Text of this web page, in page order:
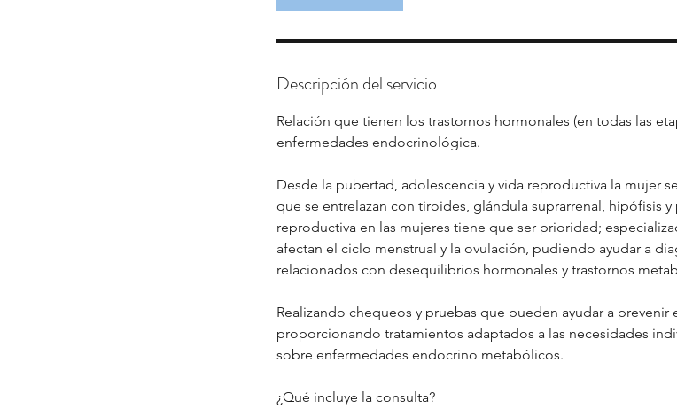
Descripción del servicio
Relación que tienen los trastornos hormonales (en todas las
enfermedades endocrinológica.
Desde la pubertad, adolescencia y vida reproductiva la mujer
que se entrelazan con tiroides, glándula suprarrenal, hipófisis y
reproductiva en las mujeres tiene que ser prioridad;
afectan el ciclo menstrual y la ovulación, pudiendo ayudar a
relacionados con desequilibrios hormonales y trastornos
Realizando chequeos y pruebas que pueden ayudar a
proporcionando tratamientos adaptados a las necesidades
sobre enfermedades endocrino metabólicos.
¿Qué incluye la consulta?